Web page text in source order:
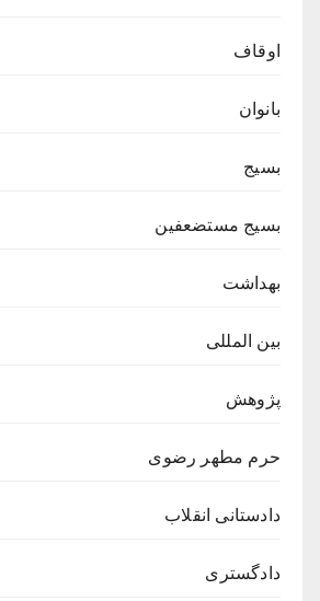
اوقاف
بانوان
بسیج
بسیج مستضعفین
بهداشت
بین المللی
پژوهش
حرم مطهر رضوی
دادستانی انقلاب
دادگستری